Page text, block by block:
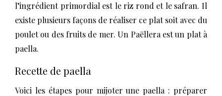
l’ingrédient primordial est le riz rond et le safran. Il
existe plusieurs façons de réaliser ce plat soit avec du
poulet ou des fruits de mer. Un Paëllera est un plat à
paella.
Recette de paella
Voici les étapes pour mijoter une paella : préparer